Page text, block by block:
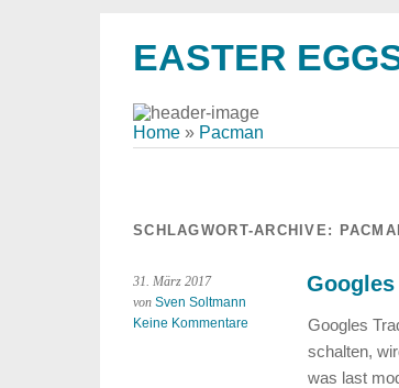
EASTER
Home » Pacman
SCHLAGWORT-ARCHIVE:
31. März 2017
von Sven Soltmann
Keine Kommentare
Googles
schalten,
was last